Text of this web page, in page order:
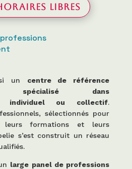
libres
un centre de référence
spécialisé dans
individuel ou collectif.
sélectionnés pour
leurs formations et leurs
s’est construit un réseau
large panel de professions